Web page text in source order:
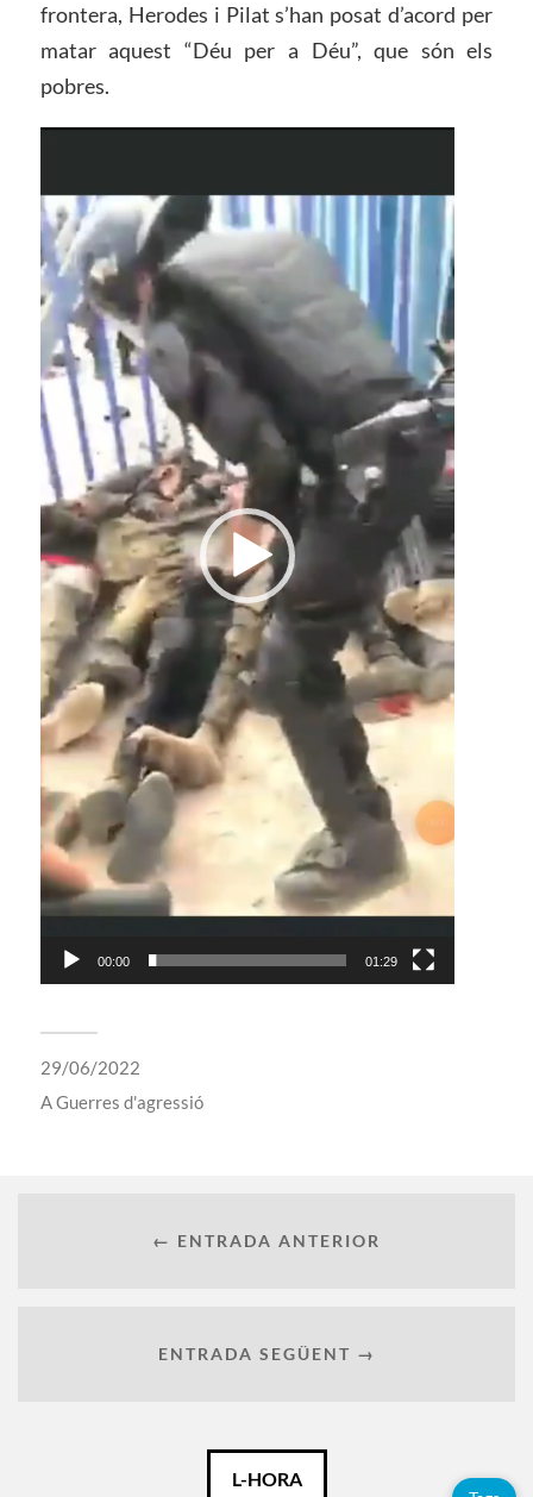
frontera, Herodes i Pilat s’han posat d’acord per
matar aquest “Déu per a Déu”, que són els
pobres.
vídeo
00:00 01:29
29/06/2022
AGuerres d'agressió
← ENTRADA ANTERIOR
ENTRADA SEGÜENT →
L-HORA